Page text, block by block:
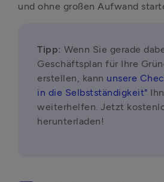
und ohne großen Aufwand
Tipp: Wenn Sie gerade
Geschäftsplan für Ihre
erstellen, kann unsere
in die Selbstständigkeit"
weiterhelfen. Jetzt
herunterladen!